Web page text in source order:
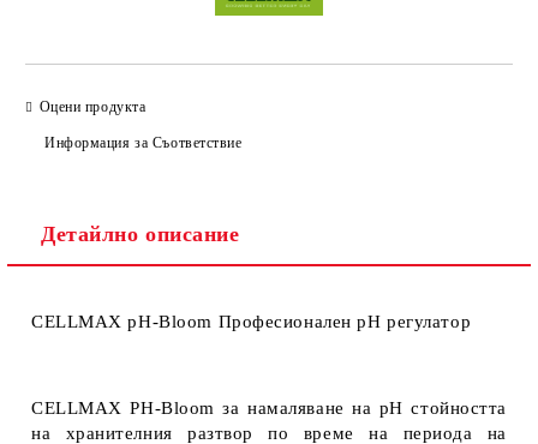
Оцени продукта
Информация за Съответствие
Детайлно описание
CELLMAX pH-Bloom Професионален рН регулатор
CELLMAX PH-Bloom за намаляване на рН стойността
на хранителния разтвор по време на периода на